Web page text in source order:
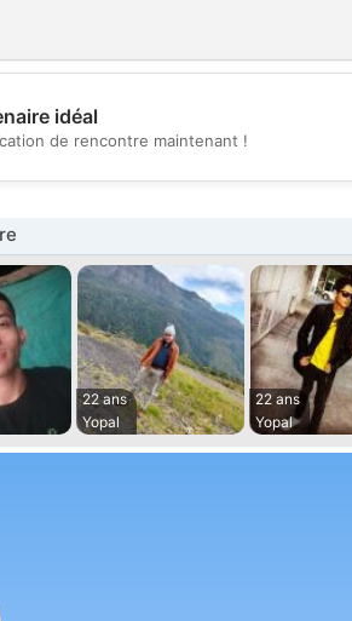
💕
idéal
de rencontre maintenant !
22 ans
Yopal
22 ans
Yopal